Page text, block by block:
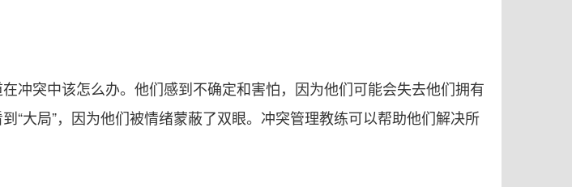
冲突中该怎么办。他们感到不确定和害怕，因为他们可能会失去他们拥有
“大局”，因为他们被情绪蒙蔽了双眼。冲突管理教练可以帮助他们解决所